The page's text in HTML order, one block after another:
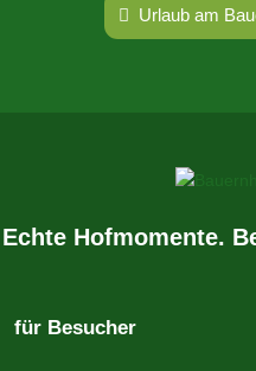
Urlaub am
Echte Hofmomente.
für Besucher